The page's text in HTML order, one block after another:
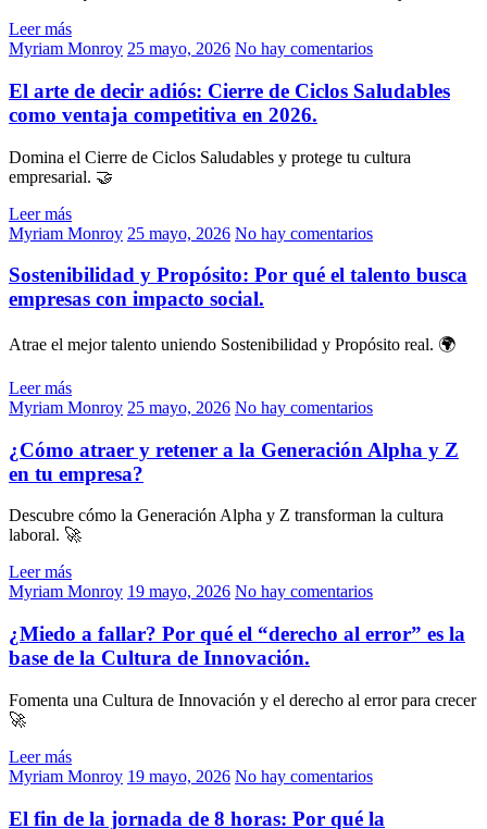
Leer más
Myriam Monroy 25 mayo, 2026 No hay comentarios
El arte de decir adiós: Cierre de Ciclos Saludables
como ventaja competitiva en 2026.
Domina el Cierre de Ciclos Saludables y protege tu cultura
empresarial. 🤝
Leer más
Myriam Monroy 25 mayo, 2026 No hay comentarios
Sostenibilidad y Propósito: Por qué el talento busca
empresas con impacto social.
Atrae el mejor talento uniendo Sostenibilidad y Propósito real. 🌍
Leer más
Myriam Monroy 25 mayo, 2026 No hay comentarios
¿Cómo atraer y retener a la Generación Alpha y Z
en tu empresa?
Descubre cómo la Generación Alpha y Z transforman la cultura
laboral. 🚀
Leer más
Myriam Monroy 19 mayo, 2026 No hay comentarios
¿Miedo a fallar? Por qué el “derecho al error” es la
base de la Cultura de Innovación.
Fomenta una Cultura de Innovación y el derecho al error para crecer
🚀
Leer más
Myriam Monroy 19 mayo, 2026 No hay comentarios
El fin de la jornada de 8 horas: Por qué la